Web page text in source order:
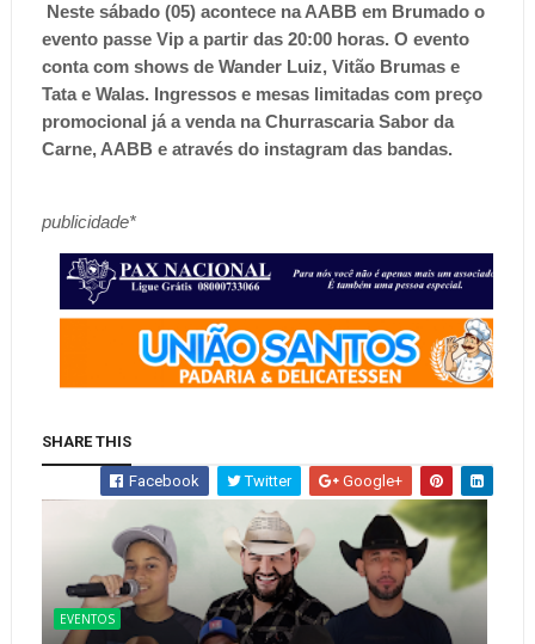
Neste sábado (05) acontece na AABB em Brumado o
evento passe Vip a partir das 20:00 horas. O evento
conta com shows de Wander Luiz, Vitão Brumas e
Tata e Walas. Ingressos e mesas limitadas com preço
promocional já a venda na Churrascaria Sabor da
Carne, AABB e através do instagram das bandas.
publicidade*
SHARE THIS
Facebook Twitter Google+
EVENTOS